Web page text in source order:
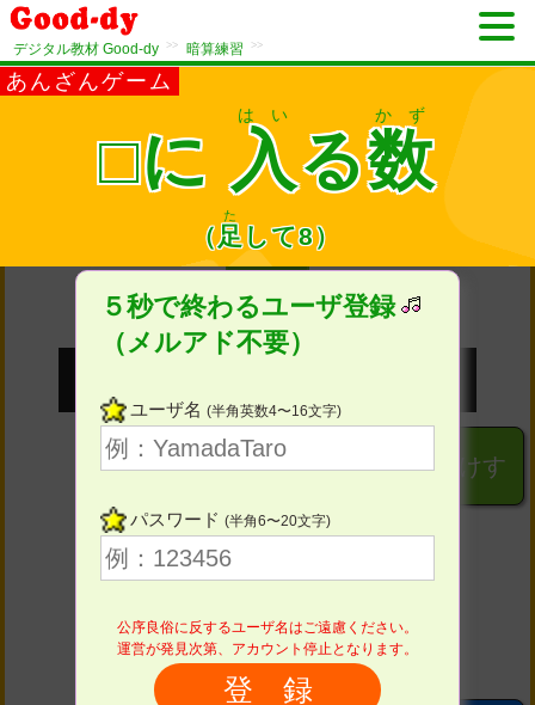
デジタル教材 Good-dy >> 暗算練習 >>
あんざんゲーム
□に 入
はい
る数
かず
（足
た
して8）
１ ２ ３ けす
４ ５
６
７
８
９
５秒で終わるユーザ登録
（メルアド不要）
ユーザ名 (半角英数4〜16文字)
パスワード (半角6〜20文字)
公序良俗に反するユーザ名はご遠慮ください。
運営が発見次第、アカウント停止となります。